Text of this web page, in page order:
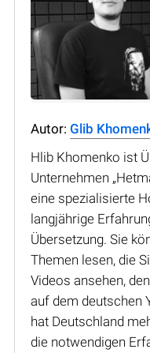
Autor: Glib
Hlib Khomenko ist
Unternehmen
eine spezialisierte
langjährige
Übersetzung. Sie
Themen lesen, die
Videos ansehen,
auf dem deutschen
hat Deutschland
die notwendigen